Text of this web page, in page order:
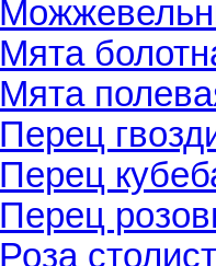
Мята
Мята
Перец
Перец
Перец
Роза